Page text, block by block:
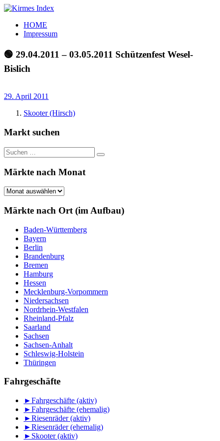
Zum
springen
Kirmes
Index
Tourpläne
der
letzten
Jahre
HOME
Impressum
🟢 29.04.2011 – 03.05.2011 Schützenfest Wesel-
Bislich
29. April 2011
Skooter (Hirsch)
Markt suchen
Suchen
nach:
Suchen
Märkte nach Monat
Märkte
Monat
Märkte nach Ort (im Aufbau)
Baden-Württemberg
Bayern
Berlin
Brandenburg
Bremen
Hamburg
Hessen
Mecklenburg-Vorpommern
Niedersachsen
Nordrhein-Westfalen
Rheinland-Pfalz
Saarland
Sachsen
Sachsen-Anhalt
Schleswig-Holstein
Thüringen
Fahrgeschäfte
►Fahrgeschäfte (aktiv)
►Fahrgeschäfte (ehemalig)
►Riesenräder (aktiv)
►Riesenräder (ehemalig)
► Skooter (aktiv)